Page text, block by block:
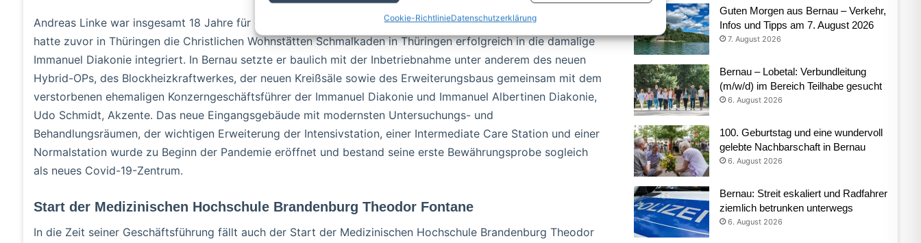
Gewährleistung der Sicherheit, Verhinderung und Aufdeckung
von Betrug und Fehlerbehebung, Bereitstellung und Anzeige
von Werbung und Inhalten, Ihre Entscheidungen zum
Datenschutz speichern und übermitteln.
Immer aktiv
Cookie-RichtlinieDatenschutzerklärung
Andreas Linke war insgesamt 18 Jahre für die Immanuel Diakonie und Immanuel Albertinen Diakonie tätig und
hatte zuvor in Thüringen die Christlichen Wohnstätten Schmalkaden in Thüringen erfolgreich in die damalige
Immanuel Diakonie integriert. In Bernau setzte er baulich mit der Inbetriebnahme unter anderem des neuen
Hybrid-OPs, des Blockheizkraftwerkes, der neuen Kreißsäle sowie des Erweiterungsbaus gemeinsam mit dem
verstorbenen ehemaligen Konzerngeschäftsführer der Immanuel Diakonie und Immanuel Albertinen Diakonie,
Udo Schmidt, Akzente. Das neue Eingangsgebäude mit modernsten Untersuchungs- und
Behandlungsräumen, der wichtigen Erweiterung der Intensivstation, einer Intermediate Care Station und einer
Normalstation wurde zu Beginn der Pandemie eröffnet und bestand seine erste Bewährungsprobe sogleich
als neues Covid-19-Zentrum.
Start der Medizinischen Hochschule Brandenburg Theodor Fontane
In die Zeit seiner Geschäftsführung fällt auch der Start der Medizinischen Hochschule Brandenburg Theodor
Guten Morgen aus Bernau – Verkehr,
Infos und Tipps am 7. August 2026
7. August 2026
Bernau – Lobetal: Verbundleitung
(m/w/d) im Bereich Teilhabe gesucht
6. August 2026
100. Geburtstag und eine wundervoll
gelebte Nachbarschaft in Bernau
6. August 2026
Bernau: Streit eskaliert und Radfahrer
ziemlich betrunken unterwegs
6. August 2026